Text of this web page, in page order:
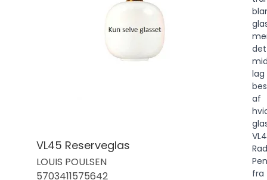
VL45 Reserveglas
LOUIS POULSEN
5703411575642
det
lag
af
fra